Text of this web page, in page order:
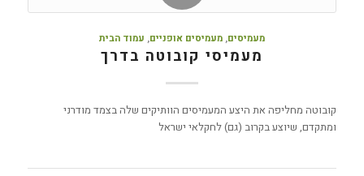
מעמיסים, מעמיסים אופניים, עמוד הבית
מעמיסי קובוטה בדרך
קובוטה מחליפה את היצע המעמיסים הוותיקים שלה בצמד מודרני
ומתקדם, שיוצע בקרוב (גם) לחקלאי ישראל